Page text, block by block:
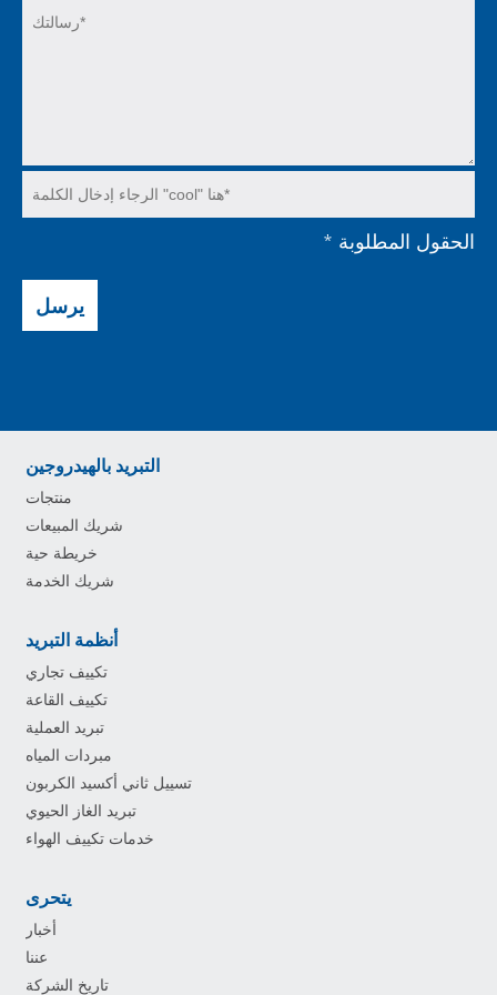
* الحقول المطلوبة
يرسل
التبريد بالهيدروجين
منتجات
شريك المبيعات
خريطة حية
شريك الخدمة
أنظمة التبريد
تكييف تجاري
تكييف القاعة
تبريد العملية
مبردات المياه
تسييل ثاني أكسيد الكربون
تبريد الغاز الحيوي
خدمات تكييف الهواء
يتحرى
أخبار
عننا
تاريخ الشركة